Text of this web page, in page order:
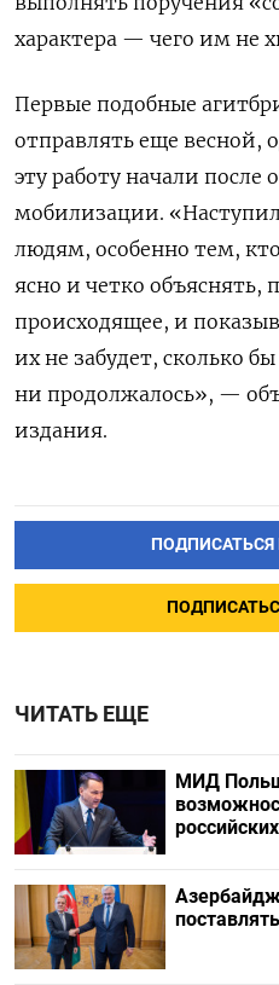
характера — чего им не
Первые подобные
отправлять еще весной,
эту работу начали после
мобилизации.
людям, особенно тем,
ясно и четко объяснять,
происходящее, и
их не забудет, сколько бы
ни продолжалось», —
издания.
ПОДПИСАТЬСЯ
ЧИТАТЬ ЕЩЕ
МИД